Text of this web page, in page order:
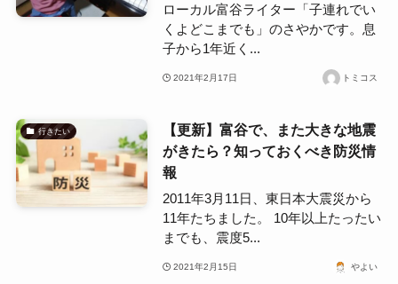
ローカル富谷ライター「子連れでい
くよどこまでも」のさやかです。息
子から1年近く...
2021年2月17日 トミコス
行きたい
【更新】富谷で、また大きな地震
がきたら？知っておくべき防災情
報
2011年3月11日、東日本大震災から
11年たちました。 10年以上たったい
までも、震度5...
2021年2月15日 やよい